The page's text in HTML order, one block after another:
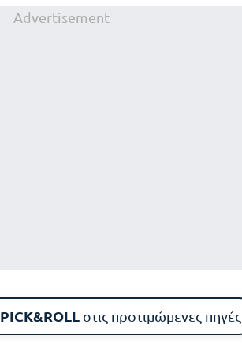
Advertisement
PICK&ROLLστις προτιμώμενες πηγές